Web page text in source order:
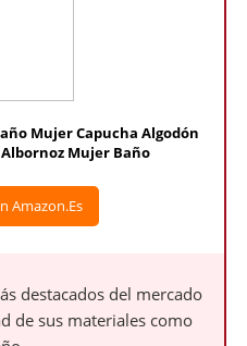
Mujer Capucha Algodón
Mujer Baño
Amazon.es
destacados del mercado
de sus materiales como